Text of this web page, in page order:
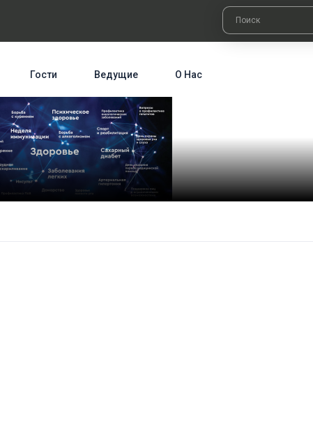
Гости Ведущие О Нас